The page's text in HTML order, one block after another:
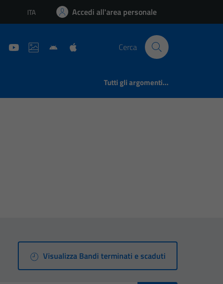
Lingua attiva:
ITA Accedi all'area personale
Cerca
Tutti gli argomenti...
Visualizza Bandi terminati e scaduti